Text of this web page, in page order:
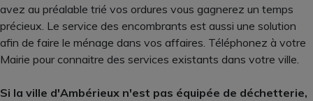
avez au préalable trié vos ordures vous gagnerez un temps
précieux. Le service des encombrants est aussi une solution
afin de faire le ménage dans vos affaires. Téléphonez à votre
Mairie pour connaitre des services existants dans votre ville.
Si la ville d'Ambérieux n'est pas équipée de déchetterie,